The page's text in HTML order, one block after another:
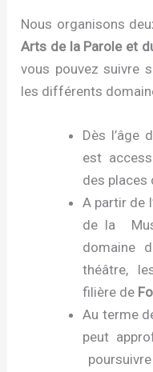
Nous organisons
Arts de la Parole et
vous pouvez suivre
les différents
Dès l’âge
est
des places
A partir de
de la
domaine
théâtre,
filière de
Au terme
peut